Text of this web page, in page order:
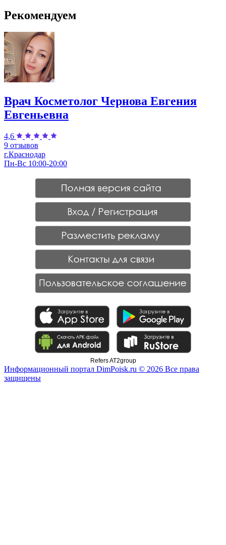
Рекомендуем
Врач Косметолог Чернова Евгения
Евгеньевна
4,6
9 отзывов
г.Краснодар
Пн-Вс 10:00-20:00
Refers AT2group
Информационный портал DimPoisk.ru © 2026 Все права
защищены